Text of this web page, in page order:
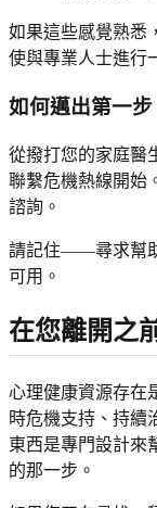
如果這些感覺熟悉
使與專業人士進行
如何邁出第一步
從撥打您的家庭醫
聯繫危機熱線開始
諮詢。
請記住——尋求幫
可用。
在您離開之
心理健康資源存在
時危機支持、持續
東西是專門設計來
的那一步。